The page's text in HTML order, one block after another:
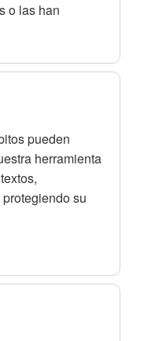
o las han
pueden
herramienta
su